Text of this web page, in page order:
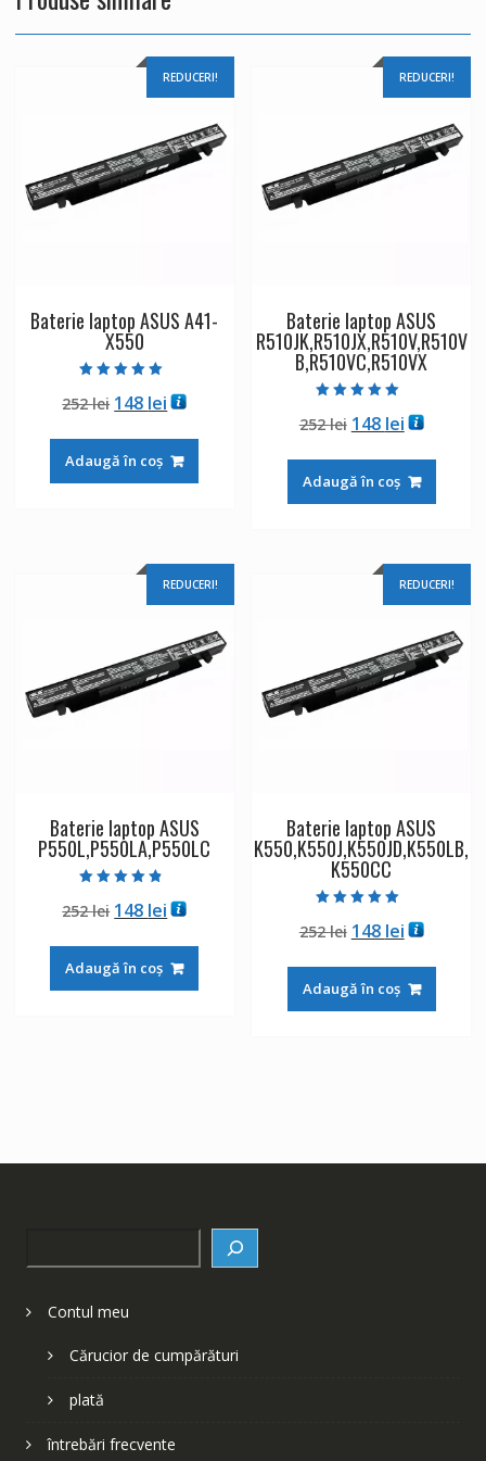
REDUCERI!
Baterie laptop ASUS A41-
X550
5.00
din 5
252lei Prețul
a
fost:
148 leiPrețul
este:
148 lei.
Adaugă în coș
REDUCERI!
Baterie laptop ASUS
R510JK,R510JX,R510V,R510V
B,R510VC,R510VX
5.00
din 5
252lei Prețul
a
fost:
148 leiPrețul
este:
148 lei.
Adaugă în coș
REDUCERI!
Baterie laptop ASUS
P550L,P550LA,P550LC
4.50
din 5
252lei Prețul
a
fost:
148 leiPrețul
este:
148 lei.
Adaugă în coș
REDUCERI!
Baterie laptop ASUS
K550,K550J,K550JD,K550LB,
K550CC
5.00
din 5
252lei Prețul
a
fost:
148 leiPrețul
este:
148 lei.
Adaugă în coș
Contul meu
Cărucior de cumpărături
plată
întrebări frecvente